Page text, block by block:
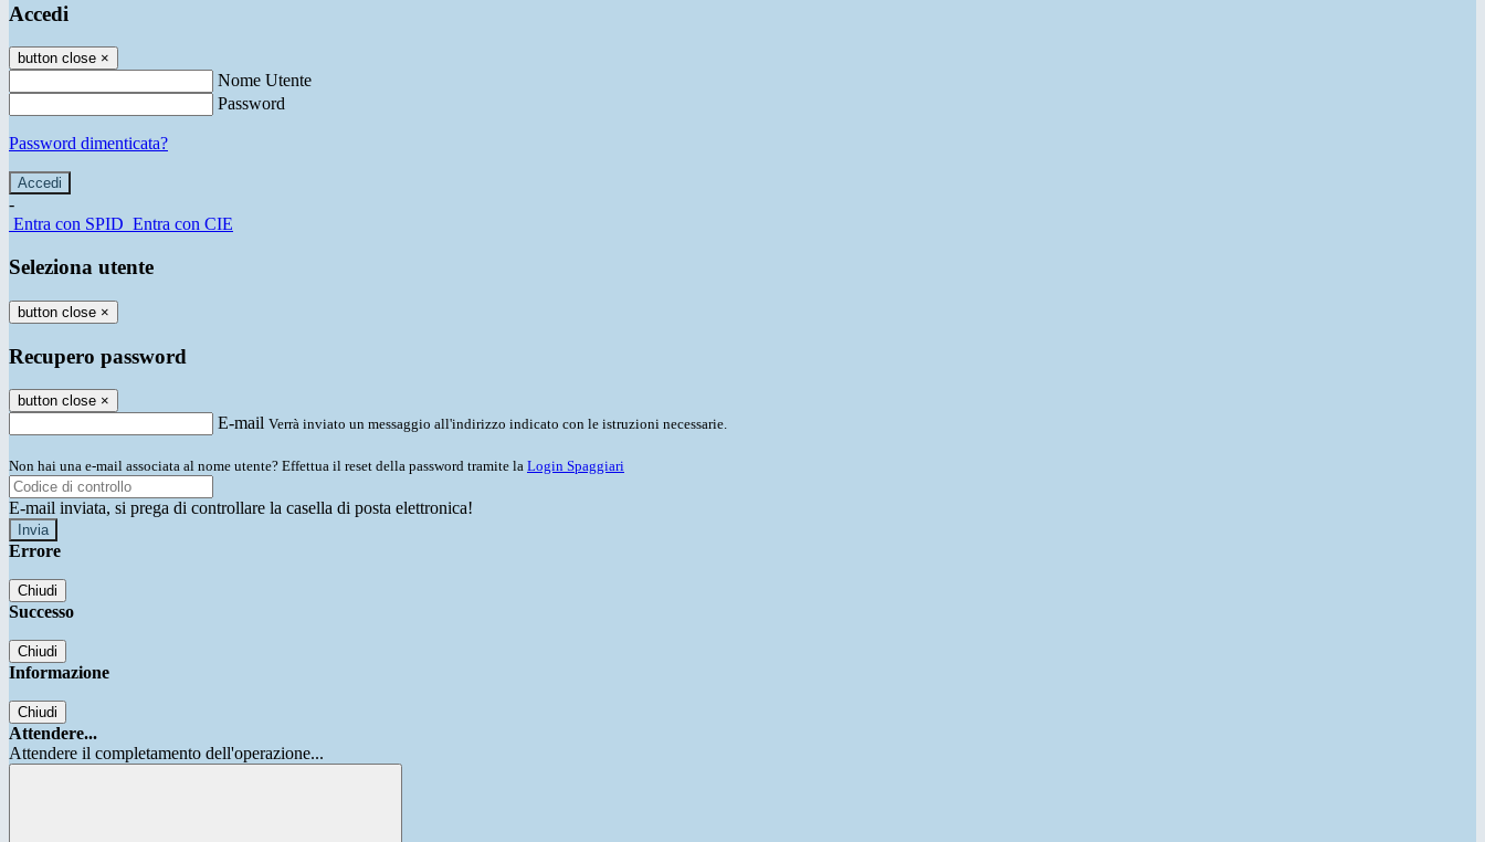
Accedi
button close ×
Nome Utente
Password
Password dimenticata?
-
Entra con SPID Entra con CIE
Seleziona utente
button close ×
Recupero password
button close ×
E-mail Verrà inviato un messaggio all'indirizzo indicato con le istruzioni necessarie.
Non hai una e-mail associata al nome utente? Effettua il reset della password tramite la Login Spaggiari
E-mail inviata, si prega di controllare la casella di posta elettronica!
Errore
Chiudi
Successo
Chiudi
Informazione
Chiudi
Attendere...
Attendere il completamento dell'operazione...